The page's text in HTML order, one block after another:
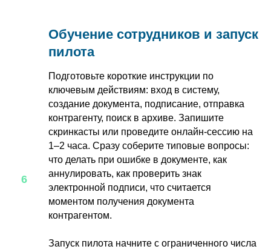
Обучение сотрудников и запуск
пилота
Подготовьте короткие инструкции по
ключевым действиям: вход в систему,
создание документа, подписание, отправка
контрагенту, поиск в архиве. Запишите
скринкасты или проведите онлайн‑сессию на
1–2 часа. Сразу соберите типовые вопросы:
что делать при ошибке в документе, как
аннулировать, как проверить знак
электронной подписи, что считается
моментом получения документа
контрагентом.
Запуск пилота начните с ограниченного числа
© 2026 Все права защищены.
Политика использования
cookie
Политика
конфиденциальности
данных
+7 (495) 221-08-40
info@1-ofd.ru
Адрес: 115 114, г. Москва,
ул. Кожевнический пр., д. 3, 4-й этаж